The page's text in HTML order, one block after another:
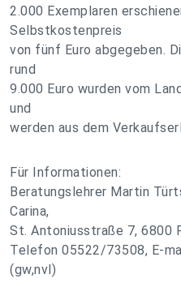
2.000 Exemplaren
Selbstkostenpreis
von fünf Euro abgegeben.
rund
9.000 Euro wurden vom
und
werden aus dem
Für Informationen:
Beratungslehrer Martin
Carina,
St. Antoniusstraße 7, 6800
Telefon 05522/73508, E-
(gw,nvl)